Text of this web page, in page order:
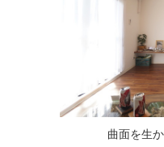
曲面を生